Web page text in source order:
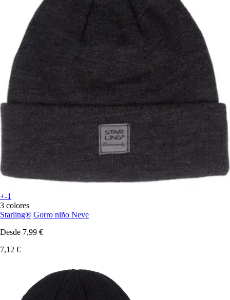
+-1
3 colores
Starling® Gorro niño Neve
Desde 7,99 €
7,12 €